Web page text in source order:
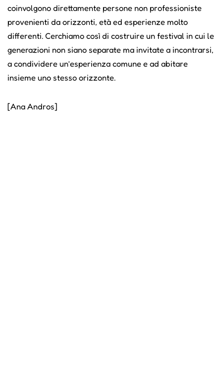
coinvolgono direttamente persone non professioniste
provenienti da orizzonti, età ed esperienze molto
differenti. Cerchiamo così di costruire un festival in cui le
generazioni non siano separate ma invitate a incontrarsi,
a condividere un’esperienza comune e ad abitare
insieme uno stesso orizzonte.
[Ana Andros]